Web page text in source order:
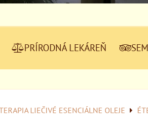
PRÍRODNÁ LEKÁREŇ
LIEČIVÉ ESENCIÁLNE OLEJE